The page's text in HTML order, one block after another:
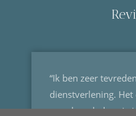
“Ik ben zeer
dienstverlening. Het
search verleden zie